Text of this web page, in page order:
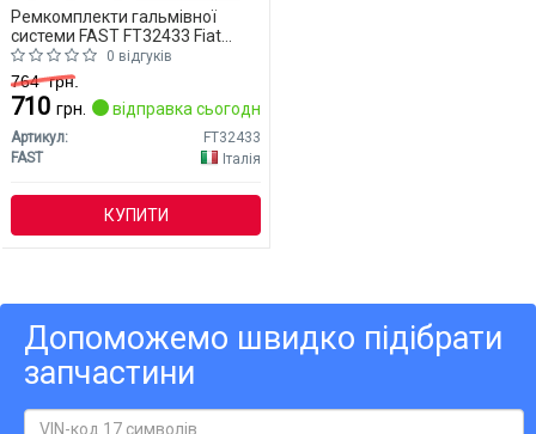
Ремкомплекти гальмівної
системи FAST FT32433 Fiat
Linea
0 відгуків
764грн.
710 грн. відправка сьогодні
Артикул:
FT32433
FAST
Італія
КУПИТИ
Допоможемо швидко підібрати
запчастини